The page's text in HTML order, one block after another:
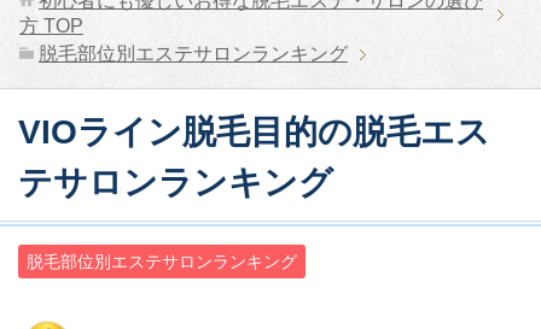
方 TOP
脱毛部位別エステサロンランキング
VIOライン脱毛目的の脱毛エス
テサロンランキング
脱毛部位別エステサロンランキング